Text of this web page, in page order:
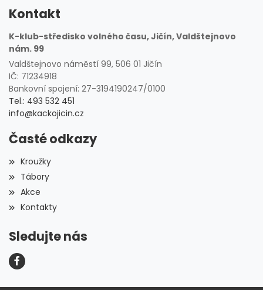
Kontakt
K-klub-středisko volného času, Jičín, Valdštejnovo
nám. 99
Valdštejnovo náměstí 99, 506 01 Jičín
IČ: 71234918
Bankovní spojení: 27-3194190247/0100
Tel.: 493 532 451
info@kackojicin.cz
Časté odkazy
Kroužky
Tábory
Akce
Kontakty
Sledujte nás